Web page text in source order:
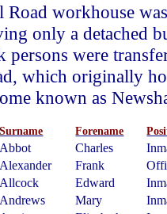
workhouse
only a detached
persons were
which originally
known as
Surname Forename
Abbot Charles
Alexander
Frank
Allcock
Edward
Andrews
Mary